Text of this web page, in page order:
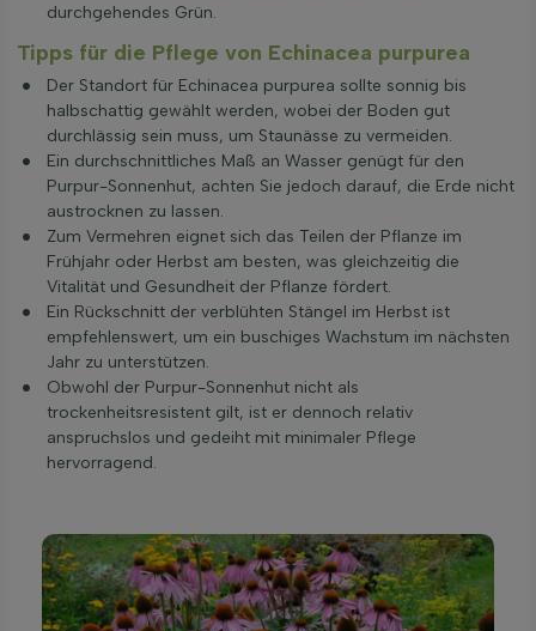
durchgehendes Grün.
Tipps für die Pflege von Echinacea purpurea
Der Standort für Echinacea purpurea sollte sonnig bis
halbschattig gewählt werden, wobei der Boden gut
durchlässig sein muss, um Staunässe zu vermeiden.
Ein durchschnittliches Maß an Wasser genügt für den
Purpur-Sonnenhut, achten Sie jedoch darauf, die Erde nicht
austrocknen zu lassen.
Zum Vermehren eignet sich das Teilen der Pflanze im
Frühjahr oder Herbst am besten, was gleichzeitig die
Vitalität und Gesundheit der Pflanze fördert.
Ein Rückschnitt der verblühten Stängel im Herbst ist
empfehlenswert, um ein buschiges Wachstum im nächsten
Jahr zu unterstützen.
Obwohl der Purpur-Sonnenhut nicht als
trockenheitsresistent gilt, ist er dennoch relativ
anspruchslos und gedeiht mit minimaler Pflege
hervorragend.